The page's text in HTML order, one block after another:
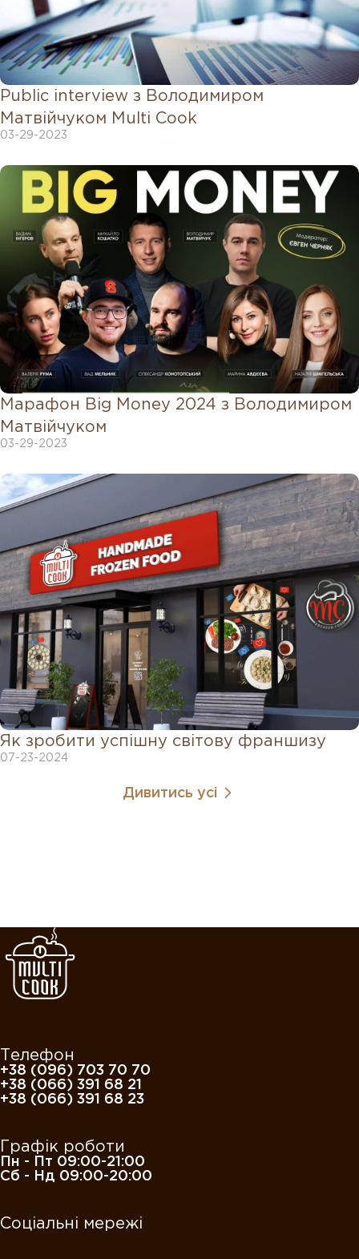
Дивитись усі
Public interview з Володимиром
Матвійчуком Multi Cook
03-29-2023
Марафон Big Money 2024 з Володимиром
Матвійчуком
03-29-2023
Як зробити успішну світову франшизу
07-23-2024
Телефон
+38 (096) 703 70 70
+38 (066) 391 68 21
+38 (066) 391 68 23
Графік роботи
Пн - Пт 09:00-21:00
Сб - Нд 09:00-20:00
Соціальні мережі